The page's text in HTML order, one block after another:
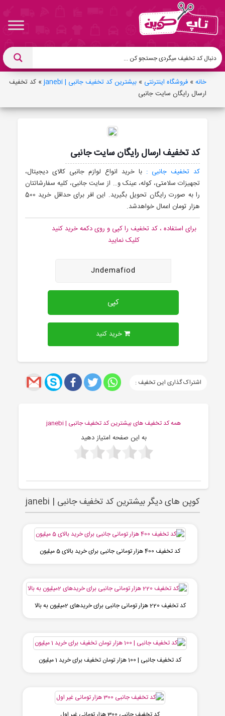
خانه» فروشگاه اینترنتی » بیشترین کد تخفیف جانبی | janebi » کد تخفیف
ارسال رایگان سایت جانبی
کد تخفیف ارسال رایگان سایت جانبی
کد تخفیف جانبی : با خرید انواع لوازم جانبی کالای دیجیتال،
تجهیزات سلامتی، کوله، عینک و… از سایت جانبی، کلیه سفارشاتتان
را به صورت رایگان تحویل بگیرید. این افر برای حداقل خرید 500
هزار تومان اعمال خواهدشد.
برای استفاده ، کد تخفیف را کپی و روی دکمه خرید کنید
کلیک نمایید
Jndemafiod
کپی
خرید کنید
اشتراک گذاری این تخفیف :
همه کد تخفیف های بیشترین کد تخفیف جانبی | janebi
به این صفحه امتیاز دهید
کوپن های دیگر بیشترین کد تخفیف جانبی | janebi
کد تخفیف 400 هزار تومانی جانبی برای خرید بالای 5 میلیون
کد تخفیف 220 هزار تومانی جانبی برای خریدهای 2میلیون به بالا
کد تخفیف جانبی | 100 هزار تومان تخفیف برای خرید 1 میلیون